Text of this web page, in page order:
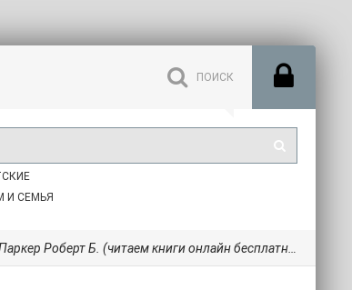
И СЕМЬЯ
Б. (читаем книги онлайн бесплатно полностью без сокращений .txt) 📗